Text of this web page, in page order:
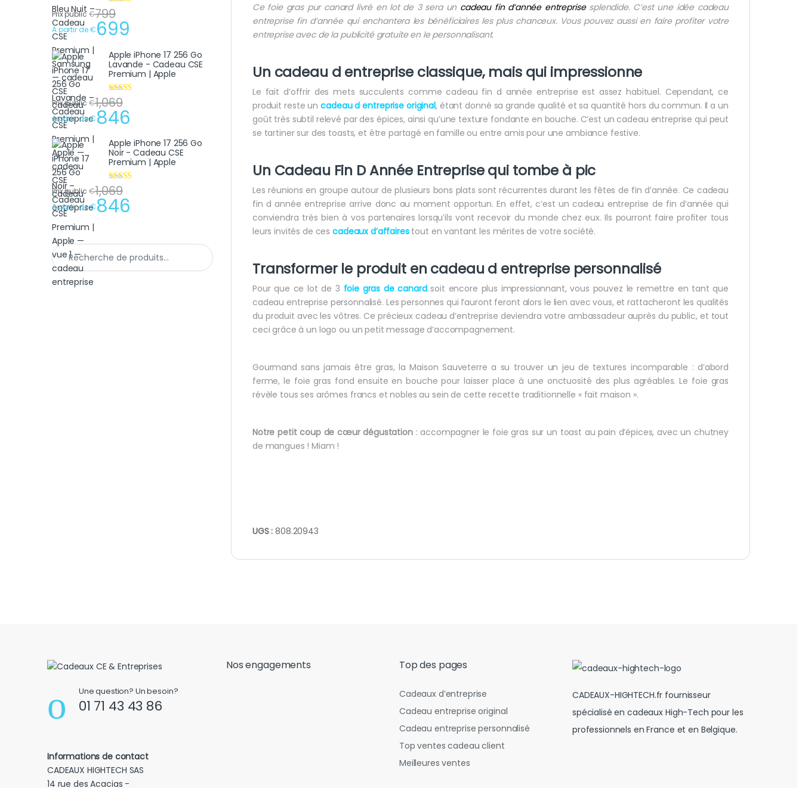
Ce foie gras pur canard livré en lot de 3 sera un cadeau fin d’année entreprise splendide. C’est une idée cadeau
entreprise fin d’année qui enchantera les bénéficiaires les plus chanceux. Vous pouvez aussi en faire profiter votre
entreprise avec de la publicité gratuite en le personnalisant.
Un cadeau d entreprise classique, mais qui impressionne
Le fait d’offrir des mets succulents comme cadeau fin d année entreprise est assez habituel. Cependant, ce
produit reste uncadeau d entreprise original, étant donné sa grande qualité et sa quantité hors du commun. Il a un
goût très subtil relevé par des épices, ainsi qu’une texture fondante en bouche. C’est un cadeau entreprise qui peut
se tartiner sur des toasts, et être partagé en famille ou entre amis pour une ambiance festive.
Un Cadeau Fin D Année Entreprise qui tombe à pic
Les réunions en groupe autour de plusieurs bons plats sont récurrentes durant les fêtes de fin d’année. Ce cadeau
fin d année entreprise arrive donc au moment opportun. En effet, c’est un cadeau entreprise de fin d’année qui
conviendra très bien à vos partenaires lorsqu’ils vont recevoir du monde chez eux. Ils pourront faire profiter tous
leurs invités de cescadeaux d’affairestout en vantant les mérites de votre société.
Transformer le produit en cadeau d entreprise personnalisé
Pour que ce lot de 3 foie gras de canardsoit encore plus impressionnant, vous pouvez le remettre en tant que
cadeau entreprise personnalisé. Les personnes qui l’auront feront alors le lien avec vous, et rattacheront les qualités
du produit avec les vôtres. Ce précieux cadeau d’entreprise deviendra votre ambassadeur auprès du public, et tout
ceci grâce à un logo ou un petit message d’accompagnement.
Gourmand sans jamais être gras, la Maison Sauveterre a su trouver un jeu de textures incomparable : d’abord
ferme, le foie gras fond ensuite en bouche pour laisser place à une onctuosité des plus agréables. Le foie gras
révèle tous ses arômes francs et nobles au sein de cette recette traditionnelle « fait maison ».
Notre petit coup de cœur dégustation: accompagner le foie gras sur un toast au pain d’épices, avec un chutney
de mangues ! Miam !
UGS :808.20943
Note
sur 5
Prix public €799
A partir de €699
Apple iPhone 17 256 Go
Lavande - Cadeau CSE
Premium | Apple
Note
sur 5
Prix public €1,069
A partir de €846
Apple iPhone 17 256 Go
Noir - Cadeau CSE
Premium | Apple
Note
sur 5
Prix public €1,069
A partir de €846
Recherche pour :
Une question? Un besoin?
01 71 43 43 86
Informations de contact
CADEAUX HIGHTECH SAS
14 rue des Acacias -
Nos engagements Top des pages
Cadeaux d’entreprise
Cadeau entreprise original
Cadeau entreprise personnalisé
Top ventes cadeau client
Meilleures ventes
CADEAUX-HIGHTECH.fr fournisseur
spécialisé en cadeaux High-Tech pour les
professionnels en France et en Belgique.